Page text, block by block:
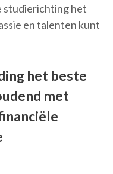
studierichting het
en talenten kunt
het beste
met